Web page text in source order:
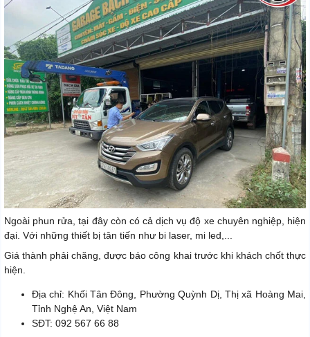
Ngoài phun rửa, tại đây còn có cả dịch vụ độ xe chuyên nghiệp, hiện
đại. Với những thiết bị tân tiến như bi laser, mi led,...
Giá thành phải chăng, được báo công khai trước khi khách chốt thực
hiện.
Địa chỉ: Khối Tân Đông, Phường Quỳnh Dị, Thị xã Hoàng Mai,
Tỉnh Nghệ An, Việt Nam
SĐT: 092 567 66 88